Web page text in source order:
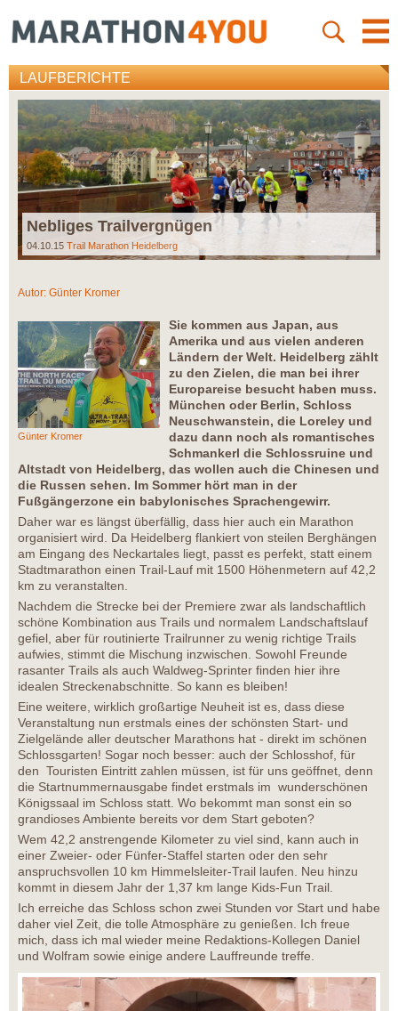
LAUFBERICHTE
Nebliges Trailvergnügen
04.10.15 Trail Marathon Heidelberg
Autor: Günter Kromer
Günter Kromer
Sie kommen aus Japan, aus
Amerika und aus vielen anderen
Ländern der Welt. Heidelberg zählt
zu den Zielen, die man bei ihrer
Europareise besucht haben muss.
München oder Berlin, Schloss
Neuschwanstein, die Loreley und
dazu dann noch als romantisches
Schmankerl die Schlossruine und
Altstadt von Heidelberg, das wollen auch die Chinesen und
die Russen sehen. Im Sommer hört man in der
Fußgängerzone ein babylonisches Sprachengewirr.
Daher war es längst überfällig, dass hier auch ein Marathon
organisiert wird. Da Heidelberg flankiert von steilen Berghängen
am Eingang des Neckartales liegt, passt es perfekt, statt einem
Stadtmarathon einen Trail-Lauf mit 1500 Höhenmetern auf 42,2
km zu veranstalten.
Nachdem die Strecke bei der Premiere zwar als landschaftlich
schöne Kombination aus Trails und normalem Landschaftslauf
gefiel, aber für routinierte Trailrunner zu wenig richtige Trails
aufwies, stimmt die Mischung inzwischen. Sowohl Freunde
rasanter Trails als auch Waldweg-Sprinter finden hier ihre
idealen Streckenabschnitte. So kann es bleiben!
Eine weitere, wirklich großartige Neuheit ist es, dass diese
Veranstaltung nun erstmals eines der schönsten Start- und
Zielgelände aller deutscher Marathons hat - direkt im schönen
Schlossgarten! Sogar noch besser: auch der Schlosshof, für
den Touristen Eintritt zahlen müssen, ist für uns geöffnet, denn
die Startnummernausgabe findet erstmals im wunderschönen
Königssaal im Schloss statt. Wo bekommt man sonst ein so
grandioses Ambiente bereits vor dem Start geboten?
Wem 42,2 anstrengende Kilometer zu viel sind, kann auch in
einer Zweier- oder Fünfer-Staffel starten oder den sehr
anspruchsvollen 10 km Himmelsleiter-Trail laufen. Neu hinzu
kommt in diesem Jahr der 1,37 km lange Kids-Fun Trail.
Ich erreiche das Schloss schon zwei Stunden vor Start und habe
daher viel Zeit, die tolle Atmosphäre zu genießen. Ich freue
mich, dass ich mal wieder meine Redaktions-Kollegen Daniel
und Wolfram sowie einige andere Lauffreunde treffe.